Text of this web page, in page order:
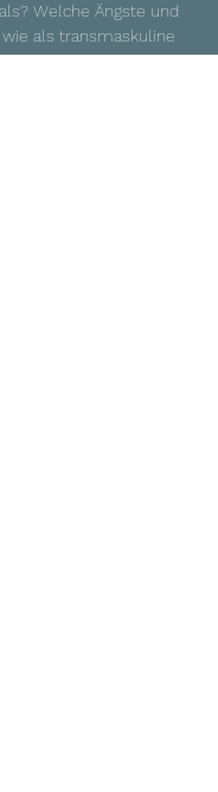
Welche Ängste und
als transmaskuline